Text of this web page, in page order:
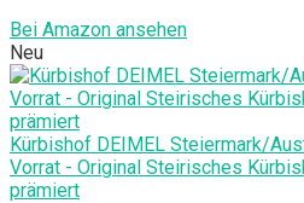
Bei Amazon ansehen
Neu
Kürbishof DEIMEL Steiermark/
Vorrat - Original Steirisches
prämiert